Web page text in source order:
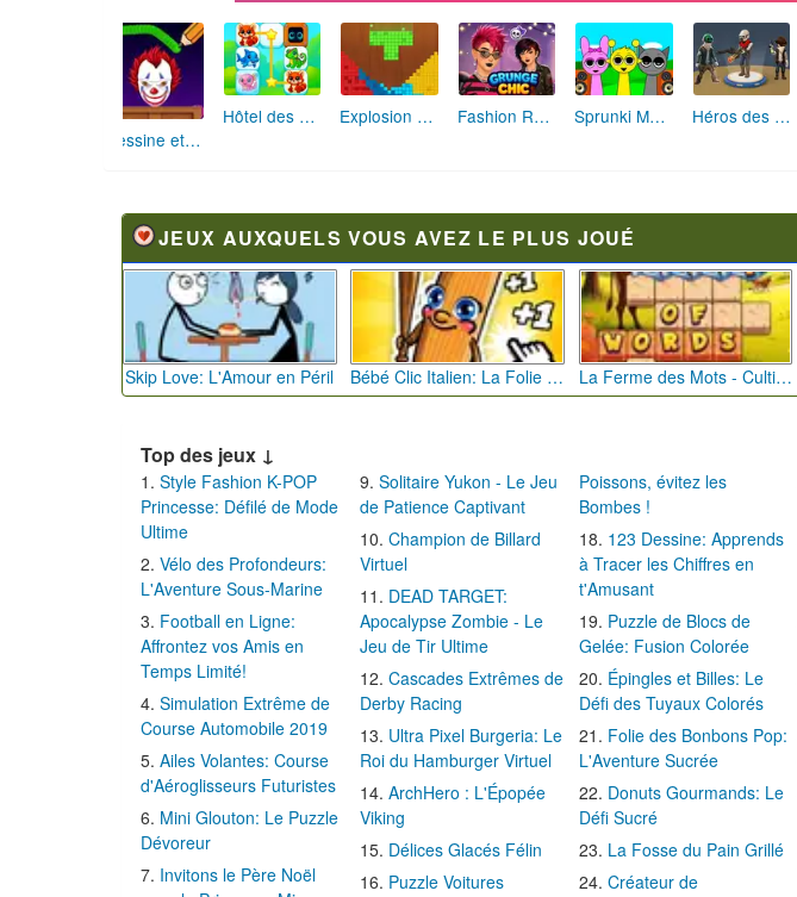
Dessine et Écrase : Le Jeu des Monstres
Hôtel des Animaux de Rêve Explosion de Blocs de Sable Fashion Rebelle: Style Grunge Chic Sprunki Monster: Rythmes Musicaux Monstres Héros des Terres Hostiles
JEUX AUXQUELS VOUS AVEZ LE PLUS JOUÉ
Skip Love: L'Amour en Péril Bébé Clic Italien: La Folie des Petits Bambins La Ferme des Mots - Cultivez votre Vocabulaire
Top des jeux ↓
Style Fashion K-POP
Princesse: Défilé de Mode
Ultime
Vélo des Profondeurs:
L'Aventure Sous-Marine
Football en Ligne:
Affrontez vos Amis en
Temps Limité!
Simulation Extrême de
Course Automobile 2019
Ailes Volantes: Course
d'Aéroglisseurs Futuristes
Mini Glouton: Le Puzzle
Dévoreur
Invitons le Père Noël
Solitaire Yukon - Le Jeu
de Patience Captivant
Champion de Billard
Virtuel
DEAD TARGET:
Apocalypse Zombie - Le
Jeu de Tir Ultime
Cascades Extrêmes de
Derby Racing
Ultra Pixel Burgeria: Le
Roi du Hamburger Virtuel
ArchHero : L'Épopée
Viking
Délices Glacés Félin
Puzzle Voitures
Poissons, évitez les
Bombes !
123 Dessine: Apprends
à Tracer les Chiffres en
t'Amusant
Puzzle de Blocs de
Gelée: Fusion Colorée
Épingles et Billes: Le
Défi des Tuyaux Colorés
Folie des Bonbons Pop:
L'Aventure Sucrée
Donuts Gourmands: Le
Défi Sucré
La Fosse du Pain Grillé
Créateur de